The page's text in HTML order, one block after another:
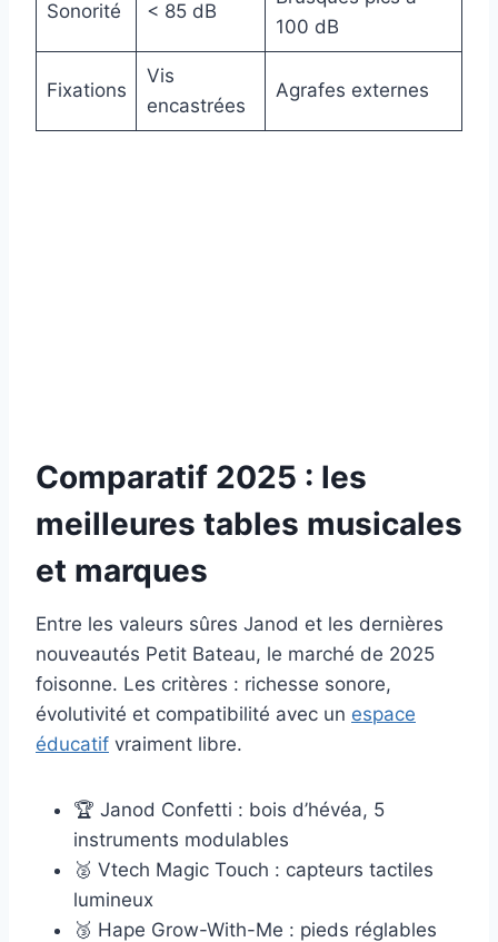
Sonorité < 85 dB
100 dB
Fixations
Vis
encastrées
Agrafes externes
Comparatif 2025 : les
meilleures tables musicales
et marques
Entre les valeurs sûres Janod et les dernières
nouveautés Petit Bateau, le marché de 2025
foisonne. Les critères : richesse sonore,
évolutivité et compatibilité avec un espace
éducatif vraiment libre.
🏆 Janod Confetti : bois d’hévéa, 5
instruments modulables
🥈 Vtech Magic Touch : capteurs tactiles
lumineux
🥉 Hape Grow-With-Me : pieds réglables